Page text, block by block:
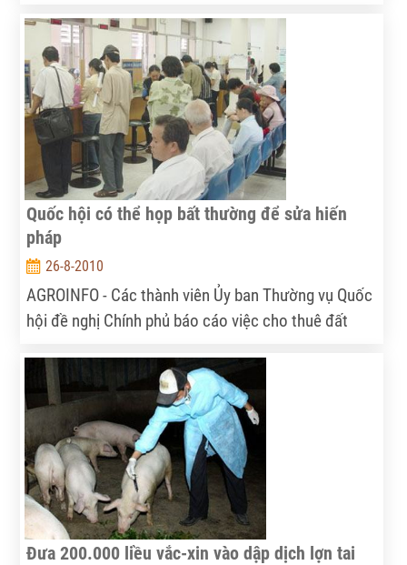
bền vững là quan điểm xuyên suốt trong Chiến lược
phát triển kinh tế - xã hội của đất nước ta", Chúng
tôi xin giới thiệu bài viết mới của Ủy viên Bộ Chính
trị, Thủ tướng Chính phủ Nguyễn Tấn Dũng.
Quốc hội có thể họp bất thường để sửa hiến
pháp
26-8-2010
AGROINFO - Các thành viên Ủy ban Thường vụ Quốc
hội đề nghị Chính phủ báo cáo việc cho thuê đất
Đưa 200.000 liều vắc-xin vào dập dịch lợn tai